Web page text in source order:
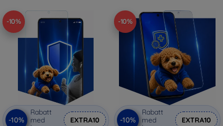
-10%
-10%
Rabatt
med
EXTRA10
-10%
-10%
Rabatt
med
EXTRA10